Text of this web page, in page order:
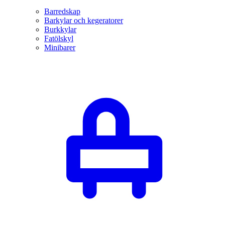
Barredskap
Barkylar och kegeratorer
Burkkylar
Fatölskyl
Minibarer